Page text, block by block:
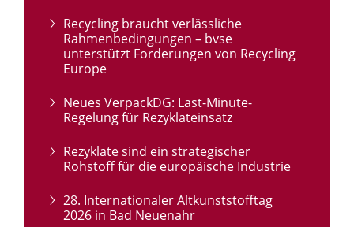
Recycling braucht verlässliche
Rahmenbedingungen – bvse
unterstützt Forderungen von Recycling
Europe
Neues VerpackDG: Last-Minute-
Regelung für Rezyklateinsatz
Rezyklate sind ein strategischer
Rohstoff für die europäische Industrie
28. Internationaler Altkunststofftag
2026 in Bad Neuenahr